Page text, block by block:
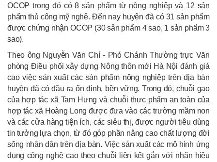
OCOP trong đó có 8 sản phẩm từ nông nghiệp và 12 sản
phẩm thủ công mỹ nghệ. Đến nay huyện đã có 31 sản phẩm
được chứng nhận OCOP (30 sản phẩm 4 sao, 1 sản phẩm 3
sao).
Theo ông Nguyễn Văn Chí - Phó Chánh Thường trực Văn
phòng Điều phối xây dựng Nông thôn mới Hà Nội đánh giá
cao việc sản xuất các sản phẩm nông nghiệp trên địa bàn
huyện đã có đầu ra ổn định, bền vững. Trong đó, chuỗi gạo
của hợp tác xã Tam Hưng và chuỗi thực phẩm an toàn của
hợp tác xã Hoàng Long được đưa vào các trường mầm non
và các cửa hàng tiện ích, các siêu thị, được người tiêu dùng
tin tưởng lựa chọn, từ đó góp phần nâng cao chất lượng đời
sống nhân dân trên địa bàn. Việc sản xuất các mô hình ứng
dụng công nghệ cao theo chuỗi liên kết gắn với nhãn hiệu